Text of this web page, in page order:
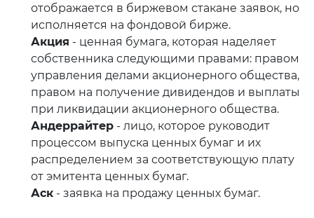
отображается в биржевом стакане заявок, но
исполняется на фондовой бирже.
Акция - ценная бумага, которая наделяет
собственника следующими правами: правом
управления делами акционерного общества,
правом на получение дивидендов и выплаты
при ликвидации акционерного общества.
Андеррайтер - лицо, которое руководит
процессом выпуска ценных бумаг и их
распределением за соответствующую плату
от эмитента ценных бумаг.
Аск - заявка на продажу ценных бумаг.